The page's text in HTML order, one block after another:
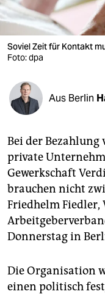
verlag
verlag
veranstaltungen
shop
fragen & hilfe
unterstützen
abo
genossenschaft
epaper login
Soviel Zeit für Kontakt
Foto: dpa
Aus Berlin
Bei der
private
Gewerkschaft
brauchen nicht
Friedhelm Fiedler,
Donnerstag in
Die Organisation
einen politisch